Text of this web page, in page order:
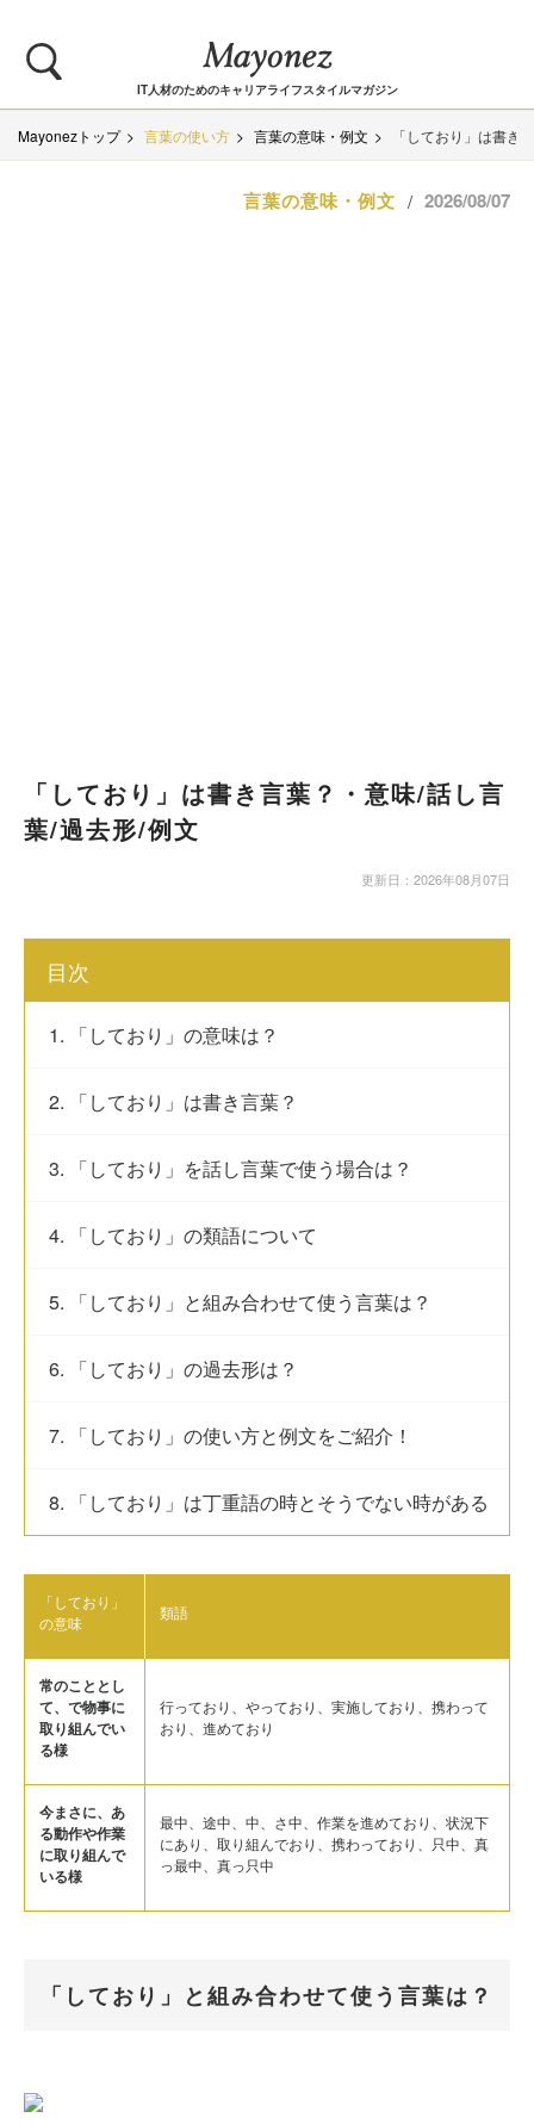
IT人材のためのキャリアライフスタイルマガジン
Mayonezトップ 言葉の使い方 言葉の意味・例文 「しており」は書き
言葉の意味・例文 / 2026/08/07
「しており」は書き言葉？・意味/話し言
葉/過去形/例文
更新日：2026年08月07日
目次
1. 「しており」の意味は？
2. 「しており」は書き言葉？
3. 「しており」を話し言葉で使う場合は？
4. 「しており」の類語について
5. 「しており」と組み合わせて使う言葉は？
6. 「しており」の過去形は？
7. 「しており」の使い方と例文をご紹介！
8. 「しており」は丁重語の時とそうでない時がある
「しており」
の意味
類語
常のこととし
て、で物事に
取り組んでい
る様
行っており、やっており、実施しており、携わって
おり、進めており
今まさに、あ
る動作や作業
に取り組んで
いる様
最中、途中、中、さ中、作業を進めており、状況下
にあり、取り組んでおり、携わっており、只中、真
っ最中、真っ只中
「しており」と組み合わせて使う言葉は？